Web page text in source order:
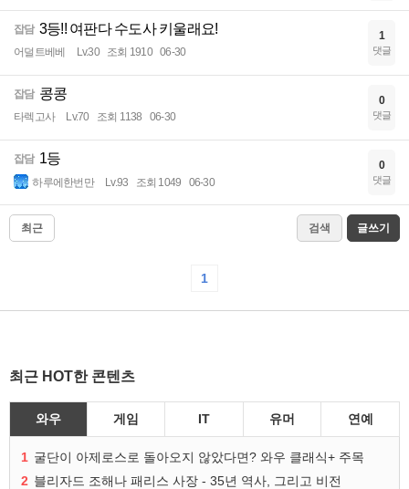
잡담 3등!! 여판다 수도사 키울래요!
어덜트베베 Lv.30 조회 1910 06-30
1
댓글
잡담 콩콩
타렉고사 Lv.70 조회 1138 06-30
0
댓글
잡담 1등
하루에한번만 Lv.93 조회 1049 06-30
0
댓글
최근 검색 글쓰기
1
최근 HOT한 콘텐츠
와우 게임 IT 유머 연예
1 굴단이 아제로스로 돌아오지 않았다면? 와우 클래식+ 주목
2 블리자드 조해나 패리스 사장 - 35년 역사, 그리고 비전